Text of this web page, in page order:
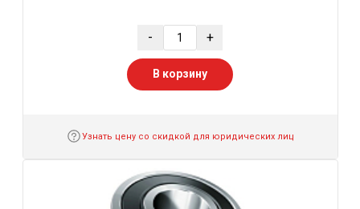
- +
В корзину
Узнать цену со скидкой для юридических лиц